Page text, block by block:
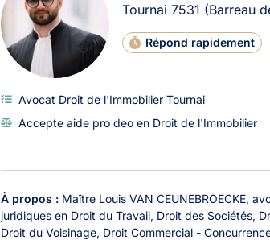
Tournai 7531 (Barreau
Répond rapidement
Avocat Droit de l'Immobilier Tournai
Accepte aide pro deo en Droit de l'Immobilier
À propos : Maître Louis VAN CEUNEBROECKE,
juridiques en Droit du Travail, Droit des Sociétés,
Droit du Voisinage, Droit Commercial -